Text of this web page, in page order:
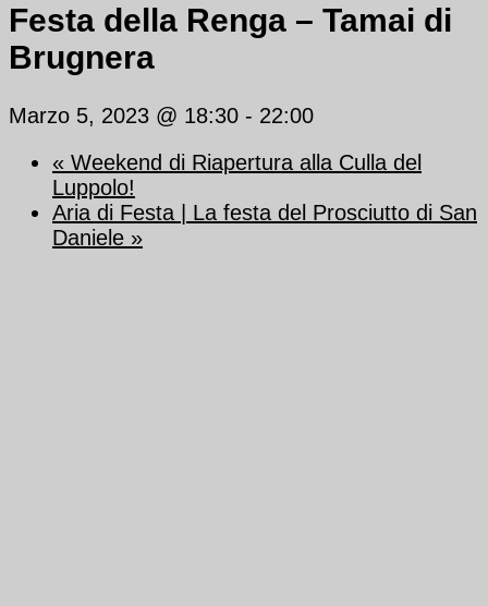
Festa della Renga – Tamai di
Brugnera
Marzo 5, 2023 @ 18:30 - 22:00
« Weekend di Riapertura alla Culla del
Luppolo!
Aria di Festa | La festa del Prosciutto di San
Daniele »